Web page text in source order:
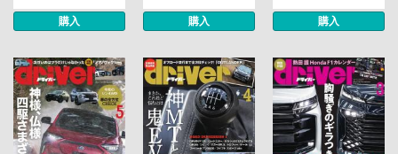
購入 購入 購入